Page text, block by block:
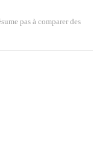
pas à comparer des